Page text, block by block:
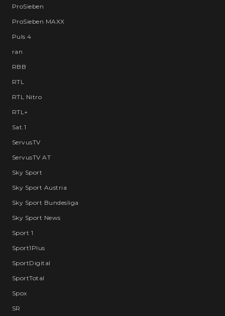
ProSieben
ProSieben MAXX
Puls 4
ran
RBB
RTL
RTL Nitro
RTL+
Sat.1
ServusTV
ServusTV AT
Sky Sport
Sky Sport Austria
Sky Sport Bundesliga
Sky Sport News
Sport 1
Sport1Plus
SportDigital
SportTotal
Spox
SR